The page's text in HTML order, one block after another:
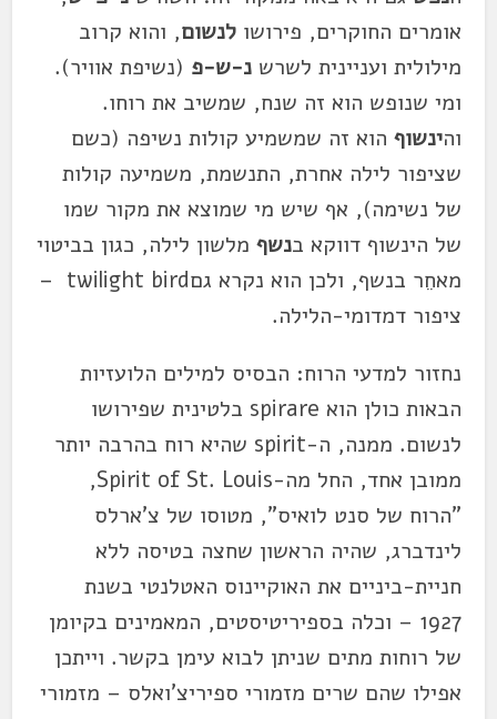
אומרים החוקרים, פירושולנשום, והוא קרוב
מילולית ועניינית לשרשנ-ש-פ (נשיפת אוויר).
ומי שנופש הוא זה שנח, שמשיב את רוחו.
והינשוף הוא זה שמשמיע קולות נשיפה (כשם
שציפור לילה אחרת, התנשמת, משמיעה קולות
של נשימה), אף שיש מי שמוצא את מקור שמו
של הינשוף דווקא בנשף מלשון לילה, כגון בביטוי
מאחֵר בנשף, ולכן הוא נקרא גםtwilight bird –
ציפור דמדומי-הלילה.
נחזור למדעי הרוח: הבסיס למילים הלועזיות
הבאות כולן הוא spirare בלטינית שפירושו
לנשום. ממנה, ה-spirit שהיא רוח בהרבה יותר
ממובן אחד, החל מה-Spirit of St. Louis,
"הרוח של סנט לואיס", מטוסו של צ'ארלס
לינדברג, שהיה הראשון שחצה בטיסה ללא
חניית-ביניים את האוקיינוס האטלנטי בשנת
1927 – וכלה בספיריטיסטים, המאמינים בקיומן
של רוחות מתים שניתן לבוא עימן בקשר. וייתכן
אפילו שהם שרים מזמורי ספיריצ'ואלס – מזמורי